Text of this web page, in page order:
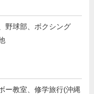
野球部、ボクシング
ー教室、修学旅行(沖縄